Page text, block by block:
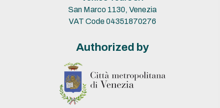
San Marco 1130, Venezia
VAT Code 04351870276
Authorized by